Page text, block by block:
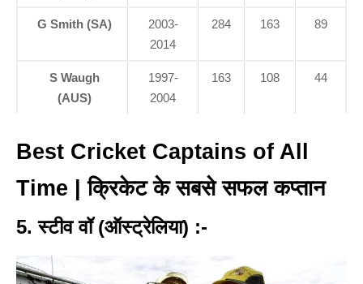
G Smith (SA)
2003-
2014
284 163 89
S Waugh
(AUS)
1997-
2004
163 108 44
Best Cricket Captains of All
Time | क्रिकेट के सबसे सफल कप्तान
5. स्टीव वॉ (ऑस्ट्रेलिया) :-